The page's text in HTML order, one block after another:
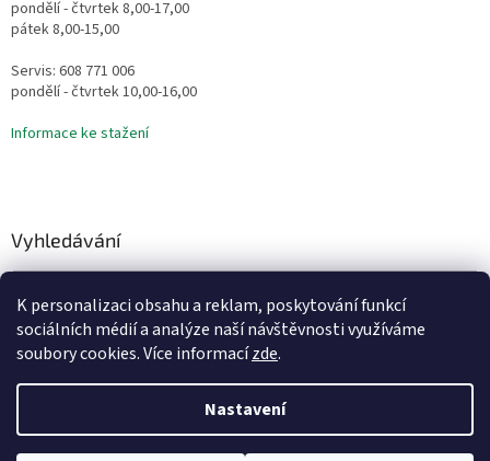
K personalizaci obsahu a reklam, poskytování funkcí
sociálních médií a analýze naší návštěvnosti využíváme
soubory cookies. Více informacízde.
Nastavení
pondělí - čtvrtek 8,00-17,00
pátek 8,00-15,00
Servis: 608 771 006
pondělí - čtvrtek 10,00-16,00
Informace ke stažení
Vyhledávání
HLEDAT